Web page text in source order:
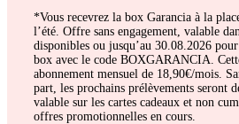
*Vous recevrez la box Garancia à la
l’été. Offre sans engagement, valable
disponibles ou jusqu’au 30.08.2026
box avec le code BOXGARANCIA.
abonnement mensuel de 18,90€/mois.
part, les prochains prélèvements seront
valable sur les cartes cadeaux et non
offres promotionnelles en cours.